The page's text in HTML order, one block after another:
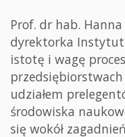
Prof. dr hab.
dyrektorka
istotę i wagę
udziałem
środowiska
się wokół